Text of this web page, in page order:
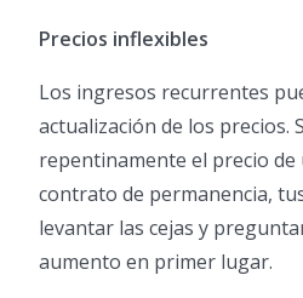
Precios inflexibles
Los ingresos recurrentes
actualización de los precios.
repentinamente el precio de
contrato de permanencia,
levantar las cejas y
aumento en primer lugar.